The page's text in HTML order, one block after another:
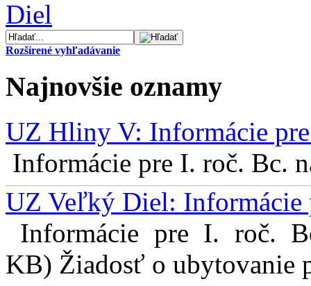
Rozšírené vyhľadávanie
Najnovšie oznamy
UZ Hliny V: Informácie
Informácie pre I. roč. Bc.
UZ Veľký Diel: Informácie
Informácie pre I. roč.
KB) Žiadosť o ubytovanie